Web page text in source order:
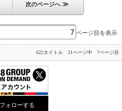
次のページへ≫
ページ目を表示
622タイトル 21ページ中 7ページ目